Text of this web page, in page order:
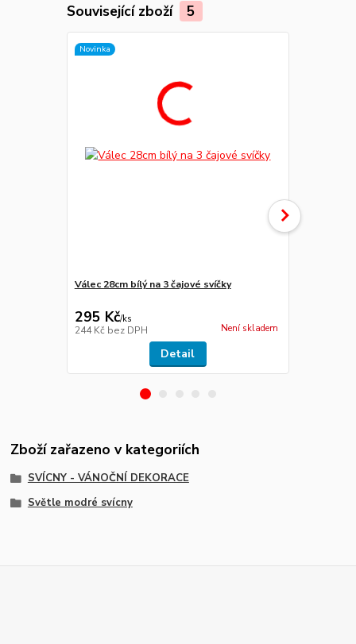
Související zboží 5
Novinka
Válec 28cm bílý na 3 čajové svíčky
295 Kč/ks
244 Kč bez DPH Není skladem
Detail
Zboží zařazeno v kategoriích
SVÍCNY - VÁNOČNÍ DEKORACE
Světle modré svícny